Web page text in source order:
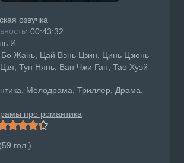
озвучка
: 00:43:32
И
Бо Жань, Цай Вэнь Цзин, Цинь Цзюнь
Тун Нянь, Ван Чжи Ган, Тао Хуэй
Мелодрама Триллер Драма
про романтика
(59 гол.)